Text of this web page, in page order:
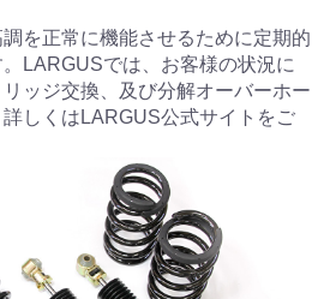
を正常に機能させるために定期的
LARGUSでは、お客様の状況に
ッジ交換、及び分解オーバーホー
しくはLARGUS公式サイトをご